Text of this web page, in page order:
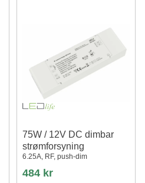
75W / 12V DC dimbar
strømforsyning
6.25A, RF, push-dim
484 kr